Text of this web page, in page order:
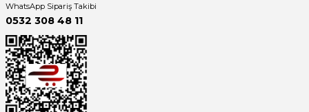
WhatsApp Sipariş Takibi
0532 308 48 11